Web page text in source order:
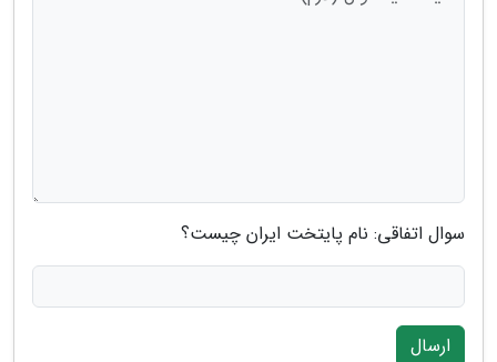
سوال اتفاقی: نام پایتخت ایران چیست؟
ارسال